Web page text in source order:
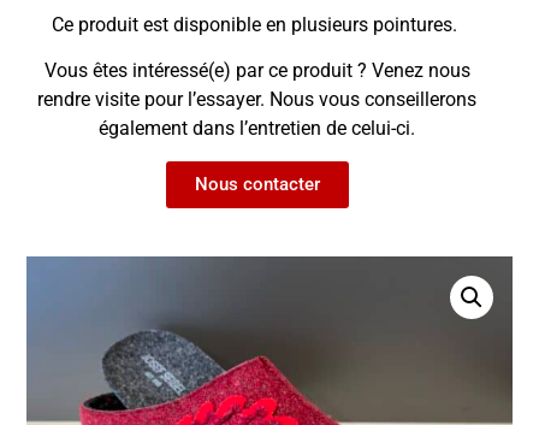
Ce produit est disponible en plusieurs pointures.
Vous êtes intéressé(e) par ce produit ? Venez nous
rendre visite pour l’essayer. Nous vous conseillerons
également dans l’entretien de celui-ci.
Nous contacter